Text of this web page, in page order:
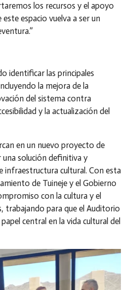
los recursos y el apoyo
espacio vuelva a ser un
identificar las principales
la mejora de la
del sistema contra
y la actualización del
en un nuevo proyecto de
una solución definitiva y
infraestructura cultural. Con esta
de Tuineje y el Gobierno
con la cultura y el
trabajando para que el Auditorio
central en la vida cultural del